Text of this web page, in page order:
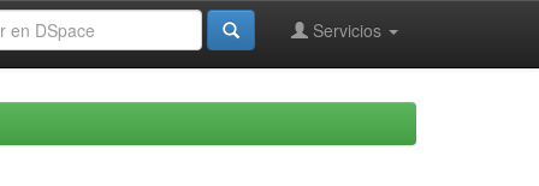
Servicios